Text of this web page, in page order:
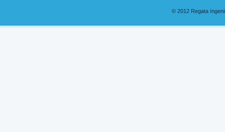
© 2012 Regata